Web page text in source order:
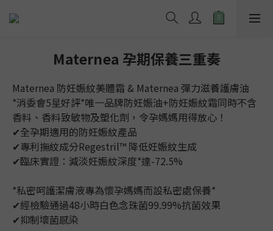
Maternea 孕期保養三重奏
Maternea 防妊娠紋美體霜 & Maternea 彈力滋養護膚油
*消委會5星好評*唯一品牌防妊娠油+防妊娠紋霜同時不含
香料、香料致敏物及塑化劑，令孕媽媽用得放心！
✔︎全孕期適用的防妊娠紋產品
✔︎專利撫紋成分Regestril™ 降低妊娠紋生成
✔︎臨床實證：減淡妊娠紋深度*達-72.5%
*私密呵護潔膚液專為懷孕媽媽而設私密處保養*
✔︎經檢驗通過48小時白色念珠菌99.99%抗菌效果
✔︎抑制壞菌感染